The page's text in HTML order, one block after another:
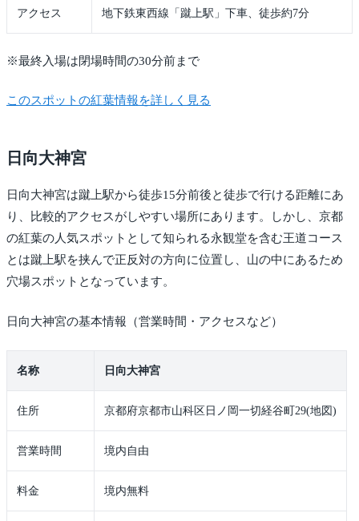
アクセス 地下鉄東西線「蹴上駅」下車、徒歩約7分
※最終入場は閉場時間の30分前まで
このスポットの紅葉情報を詳しく見る
日向大神宮
日向大神宮は蹴上駅から徒歩15分前後と徒歩で行ける距離にあ
り、比較的アクセスがしやすい場所にあります。しかし、京都
の紅葉の人気スポットとして知られる永観堂を含む王道コース
とは蹴上駅を挟んで正反対の方向に位置し、山の中にあるため
穴場スポットとなっています。
日向大神宮の基本情報（営業時間・アクセスなど）
名称 日向大神宮
住所 京都府京都市山科区日ノ岡一切経谷町29(地図)
営業時間 境内自由
料金 境内無料